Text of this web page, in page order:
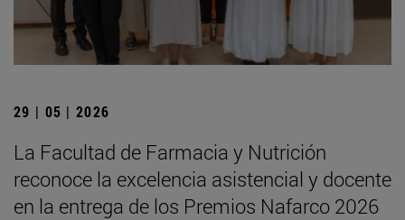
29 | 05 | 2026
La Facultad de Farmacia y Nutrición
reconoce la excelencia asistencial y docente
en la entrega de los Premios Nafarco 2026